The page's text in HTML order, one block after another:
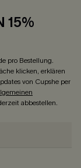
15%
pro Bestellung.
klicken, erklären
von Cupshe per
abbestellen.